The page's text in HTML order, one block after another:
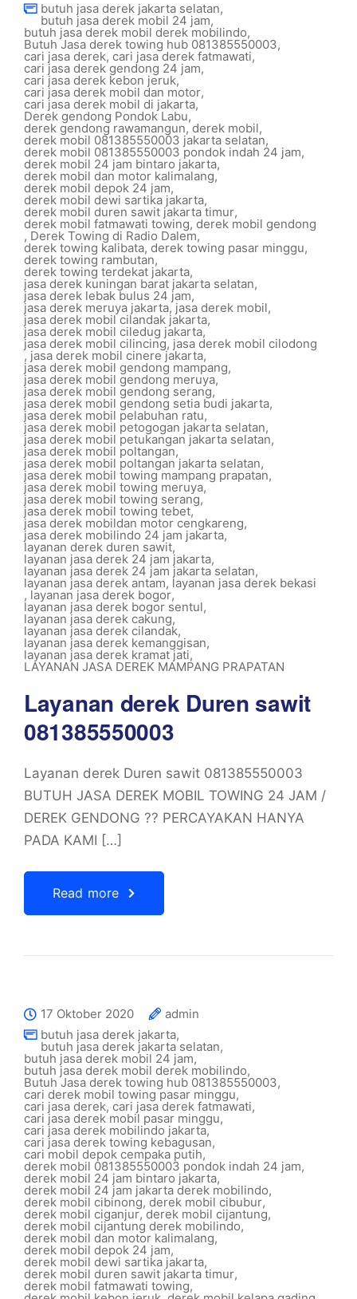
butuh jasa derek jakarta selatan,
butuh jasa derek mobil 24 jam,
butuh jasa derek mobil derek mobilindo,
Butuh Jasa derek towing hub 081385550003,
cari jasa derek, cari jasa derek fatmawati,
cari jasa derek gendong 24 jam,
cari jasa derek kebon jeruk,
cari jasa derek mobil dan motor,
cari jasa derek mobil di jakarta,
Derek gendong Pondok Labu,
derek gendong rawamangun,derek mobil,
derek mobil 081385550003 jakarta selatan,
derek mobil 081385550003 pondok indah 24 jam,
derek mobil 24 jam bintaro jakarta,
derek mobil dan motor kalimalang,
derek mobil depok 24 jam,
derek mobil dewi sartika jakarta,
derek mobil duren sawit jakarta timur,
derek mobil fatmawati towing, derek mobil gendong
, Derek Towing di Radio Dalem,
derek towing kalibata, derek towing pasar minggu,
derek towing rambutan,
derek towing terdekat jakarta,
jasa derek kuningan barat jakarta selatan,
jasa derek lebak bulus 24 jam,
jasa derek meruya jakarta, jasa derek mobil,
jasa derek mobil cilandak jakarta,
jasa derek mobil ciledug jakarta,
jasa derek mobil cilincing, jasa derek mobil cilodong
, jasa derek mobil cinere jakarta,
jasa derek mobil gendong mampang,
jasa derek mobil gendong meruya,
jasa derek mobil gendong serang,
jasa derek mobil gendong setia budi jakarta,
jasa derek mobil pelabuhan ratu,
jasa derek mobil petogogan jakarta selatan,
jasa derek mobil petukangan jakarta selatan,
jasa derek mobil poltangan,
jasa derek mobil poltangan jakarta selatan,
jasa derek mobil towing mampang prapatan,
jasa derek mobil towing meruya,
jasa derek mobil towing serang,
jasa derek mobil towing tebet,
jasa derek mobildan motor cengkareng,
jasa derek mobilindo 24 jam jakarta,
layanan derek duren sawit,
layanan jasa derek 24 jam jakarta,
layanan jasa derek 24 jam jakarta selatan,
layanan jasa derek antam, layanan jasa derek bekasi
, layanan jasa derek bogor,
layanan jasa derek bogor sentul,
layanan jasa derek cakung,
layanan jasa derek cilandak,
layanan jasa derek kemanggisan,
layanan jasa derek kramat jati,
LAYANAN JASA DEREK MAMPANG PRAPATAN
Layanan derek Duren sawit
081385550003
Layanan derek Duren sawit 081385550003
BUTUH JASA DEREK MOBIL TOWING 24 JAM /
DEREK GENDONG ?? PERCAYAKAN HANYA
PADA KAMI […]
Read more
17 Oktober 2020
admin
butuh jasa derek jakarta,
butuh jasa derek jakarta selatan,
butuh jasa derek mobil 24 jam,
butuh jasa derek mobil derek mobilindo,
Butuh Jasa derek towing hub 081385550003,
cari derek mobil towing pasar minggu,
cari jasa derek, cari jasa derek fatmawati,
cari jasa derek mobil pasar minggu,
cari jasa derek mobilindo jakarta,
cari jasa derek towing kebagusan,
cari mobil depok cempaka putih,
derek mobil 081385550003 pondok indah 24 jam,
derek mobil 24 jam bintaro jakarta,
derek mobil 24 jam jakarta derek mobilindo,
derek mobil cibinong, derek mobil cibubur,
derek mobil ciganjur,derek mobil cijantung,
derek mobil cijantung derek mobilindo,
derek mobil dan motor kalimalang,
derek mobil depok 24 jam,
derek mobil dewi sartika jakarta,
derek mobil duren sawit jakarta timur,
derek mobil fatmawati towing,